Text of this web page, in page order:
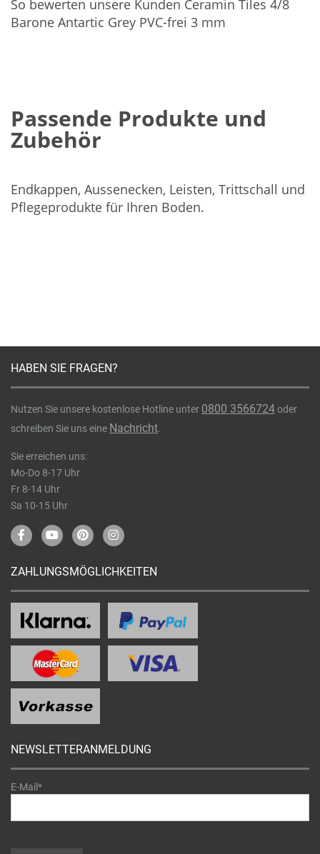
So bewerten unsere Kunden Ceramin Tiles 4/8
Barone Antartic Grey PVC-frei 3 mm
Passende Produkte und
Zubehör
Endkappen, Aussenecken, Leisten, Trittschall und
Pflegeprodukte für Ihren Boden.
HABEN SIE FRAGEN?
Nutzen Sie unsere kostenlose Hotline unter 0800 3566724oder
schreiben Sie uns eine Nachricht.
Sie erreichen uns:
Mo-Do 8-17 Uhr
Fr 8-14 Uhr
Sa 10-15 Uhr
ZAHLUNGSMÖGLICHKEITEN
NEWSLETTERANMELDUNG
E-Mail*